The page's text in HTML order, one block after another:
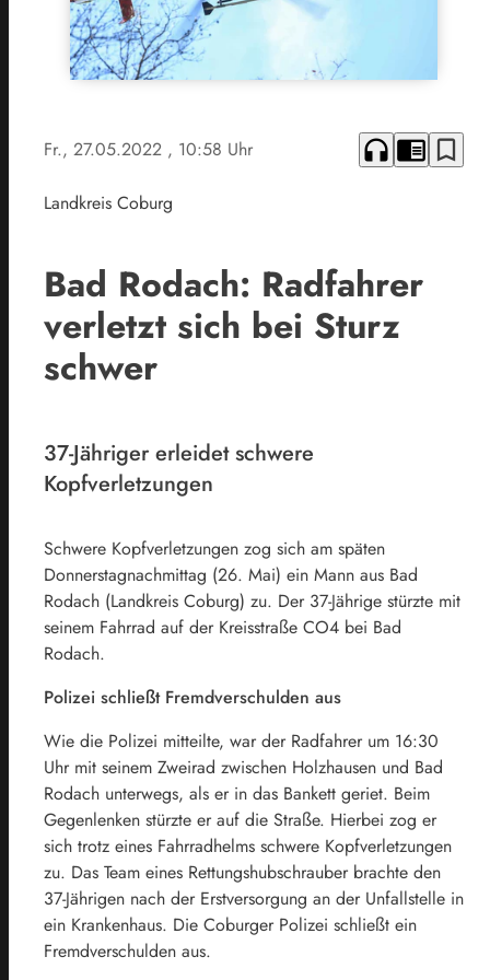
Fr., 27.05.2022 , 10:58 Uhr headphones chrome_reader_mode bookmark_border
Landkreis Coburg
Bad Rodach: Radfahrer
verletzt sich bei Sturz
schwer
37-Jähriger erleidet schwere
Kopfverletzungen
Schwere Kopfverletzungen zog sich am späten
Donnerstagnachmittag (26. Mai) ein Mann aus Bad
Rodach (Landkreis Coburg) zu. Der 37-Jährige stürzte mit
seinem Fahrrad auf der Kreisstraße CO4 bei Bad
Rodach.
Polizei schließt Fremdverschulden aus
Wie die Polizei mitteilte, war der Radfahrer um 16:30
Uhr mit seinem Zweirad zwischen Holzhausen und Bad
Rodach unterwegs, als er in das Bankett geriet. Beim
Gegenlenken stürzte er auf die Straße. Hierbei zog er
sich trotz eines Fahrradhelms schwere Kopfverletzungen
zu. Das Team eines Rettungshubschrauber brachte den
37-Jährigen nach der Erstversorgung an der Unfallstelle in
ein Krankenhaus. Die Coburger Polizei schließt ein
Fremdverschulden aus.